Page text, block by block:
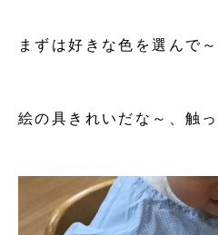
まずは好きな色を選んで
絵の具きれいだな～、触